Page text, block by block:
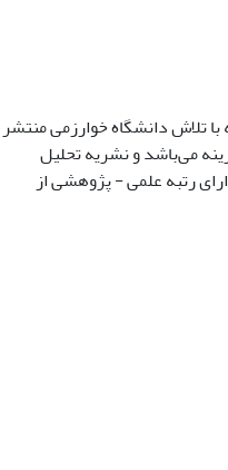
تلاش دانشگاه خوارزمی منتشر
می‌باشد و نشریه تحلیل
رتبه علمی - پژوهشی از